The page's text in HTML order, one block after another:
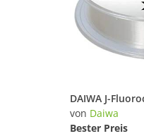
von Daiwa
Bester Preis